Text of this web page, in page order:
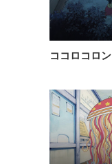
ココロコロン